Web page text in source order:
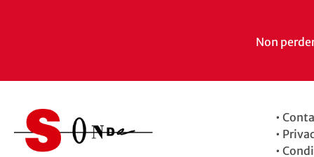
Non
•
•
•